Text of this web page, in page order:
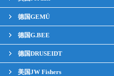
德国GEMÜ
德国G.BEE
德国DRUSEIDT
美国JW Fishers